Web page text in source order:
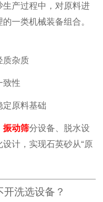
生产过程中，对原料进
一类机械装备组合。
质杂质
致性
定原料基础
振动筛分设备、脱水设
计，实现石英砂从“原
洗选设备？